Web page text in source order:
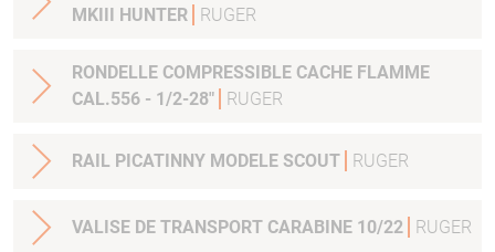
MKIII HUNTER
RUGER
RONDELLE COMPRESSIBLE CACHE FLAMME
CAL.556 - 1/2-28"
RUGER
RAIL PICATINNY MODELE SCOUT RUGER
VALISE DE TRANSPORT CARABINE 10/22 RUGER